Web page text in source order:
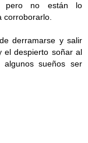
pero no están lo
corroborarlo.
derramarse y salir
el despierto soñar al
sueños ser